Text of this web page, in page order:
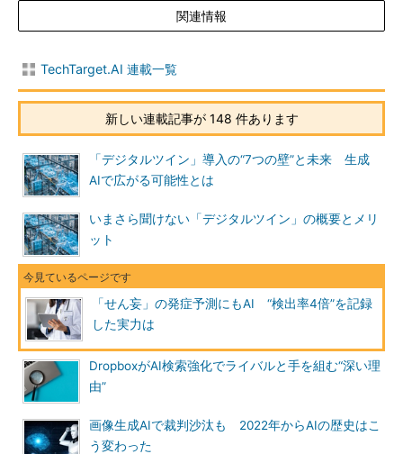
関連情報
TechTarget.AI 連載一覧
新しい連載記事が 148 件あります
「デジタルツイン」導入の“7つの壁”と未来 生成
AIで広がる可能性とは
いまさら聞けない「デジタルツイン」の概要とメリ
ット
「せん妄」の発症予測にもAI “検出率4倍”を記録
した実力は
DropboxがAI検索強化でライバルと手を組む“深い理
由”
画像生成AIで裁判沙汰も 2022年からAIの歴史はこ
う変わった